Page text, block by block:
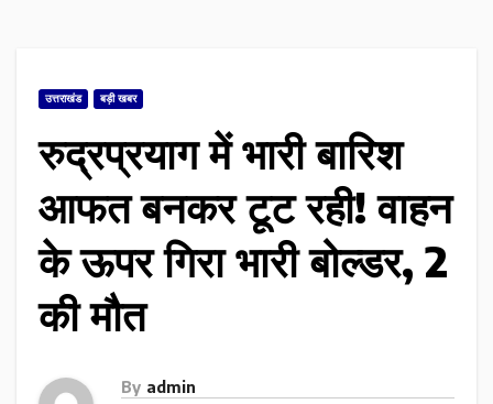
उत्तराखंड बड़ी खबर
रुद्रप्रयाग में भारी बारिश
आफत बनकर टूट रही! वाहन
के ऊपर गिरा भारी बोल्डर, 2
की मौत
By admin